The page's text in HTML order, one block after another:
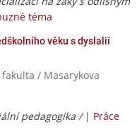
téma
věku s dyslalií
fakulta / Masarykova
pedagogika / | Práce